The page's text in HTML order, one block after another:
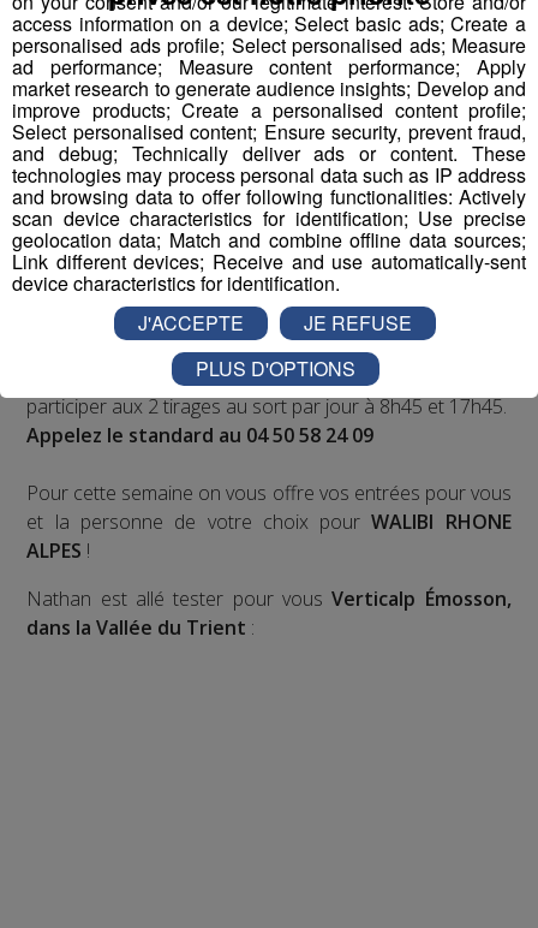
sorties en famille, avec le grand jeu des vacances :
Déstination été !
Deux rendez-vous par jour, à 8h45 et 17h45 sur
Radio Mont Blanc !
Déstination été ! Une question...une destination !
Nous vous poserons une question, a vous de faire le
bon choix entre les 3 réponses pour repartir avec vos
entrées pour un maximum d'activités dans la région !
Inscription par téléphone toute la journée pour
participer aux 2 tirages au sort par jour à 8h45 et 17h45.
Appelez le standard au 04 50 58 24 09
Pour cette semaine on vous offre vos entrées pour vous
et la personne de votre choix pourWALIBI RHONE
ALPES !
Nathan est allé tester pour vousVerticalp Émosson,
dans la Vallée du Trient :
access information on a device; Select basic ads; Create a
personalised ads profile; Select personalised ads; Measure
ad performance; Measure content performance; Apply
market research to generate audience insights; Develop and
improve products; Create a personalised content profile;
Select personalised content; Ensure security, prevent fraud,
and debug; Technically deliver ads or content. These
technologies may process personal data such as IP address
and browsing data to offer following functionalities: Actively
scan device characteristics for identification; Use precise
geolocation data; Match and combine offline data sources;
Link different devices; Receive and use automatically-sent
device characteristics for identification.
J'ACCEPTE
JE REFUSE
PLUS D'OPTIONS